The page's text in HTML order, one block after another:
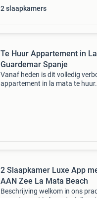
2 slaapkamers
Te Huur Appartement in
Guardemar Spanje
Vanaf heden is dit volledig
appartement in la mata te
2 Slaapkamer Luxe App
AAN Zee La Mata Beach
Beschrijving welkom in ons